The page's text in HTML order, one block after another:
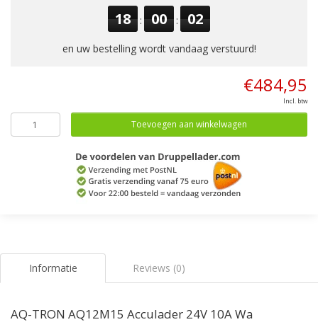
18 : 00 : 01
en uw bestelling wordt vandaag verstuurd!
€484,95
Incl. btw
Toevoegen aan winkelwagen
Informatie Reviews (0)
AQ-TRON AQ12M15 Acculader 24V 10A Wa